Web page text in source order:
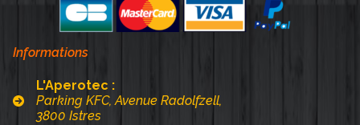
Informations
L'Aperotec :
Parking KFC, Avenue Radolfzell,
3800 Istres